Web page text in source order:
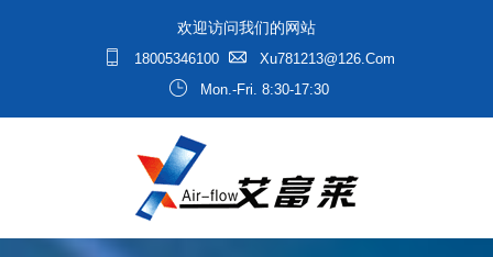
欢迎访问我们的网站
18005346100
Xu781213@126.com
Mon.-Fri. 8:30-17:30